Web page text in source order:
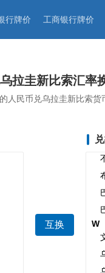
行牌价 工商银行牌价
拉圭新比索汇率
人民币兑乌拉圭新比索货